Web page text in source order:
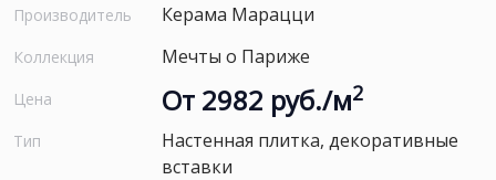
Производитель Керама Марацци
Коллекция Мечты о Париже
Цена От 2982 руб./м2
Тип
Настенная плитка, декоративные
вставки